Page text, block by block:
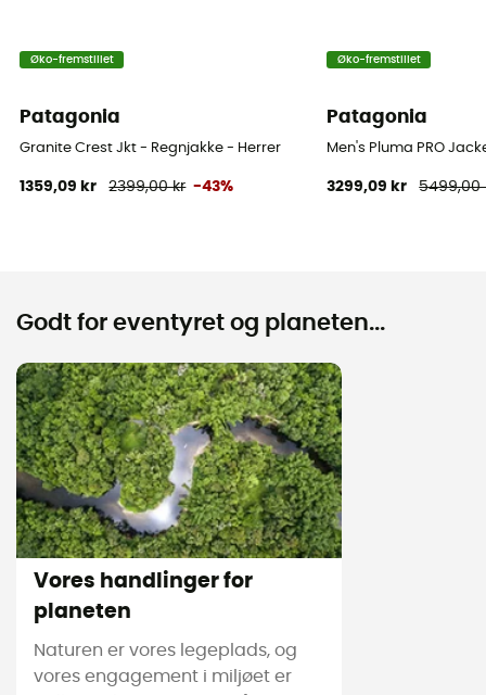
Øko-fremstillet
Patagonia
Granite Crest Jkt - Regnjakke - Herrer
1359,09 kr 2399,00 kr -43%
Øko-fremstillet
Patagonia
Men's Pluma PRO
3299,09 kr 5499,00
Godt for eventyret og planeten...
Vores handlinger for
planeten
Naturen er vores legeplads, og
vores engagement i miljøet er